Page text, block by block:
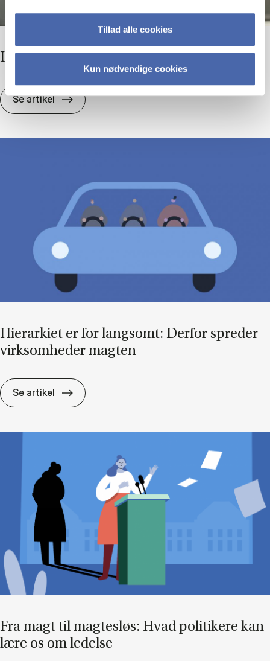
Tillad alle cookies
Kun nødvendige cookies
Le­del­se må ikke gå tabt i over­sæt­tel­sen
Se artikel Le­del­se må ikke gå tabt i over­sæt­tel­sen
Hie­rar­ki­et er for lang­somt: Der­for spre­der
virk­som­he­der mag­ten
Se artikel Hie­rar­ki­et er for lang­somt: Der­for spre­der
Fra magt til mag­tes­løs: Hvad po­li­ti­ke­re kan
lære os om le­del­se